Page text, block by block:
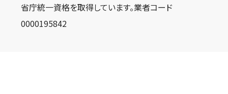
省庁統一資格を取得しています。業者コード
0000195842